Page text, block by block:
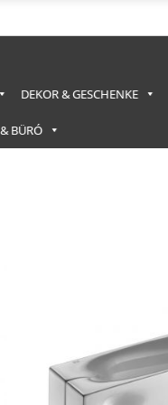
DEKOR & GESCHENKE
BÜRÓ